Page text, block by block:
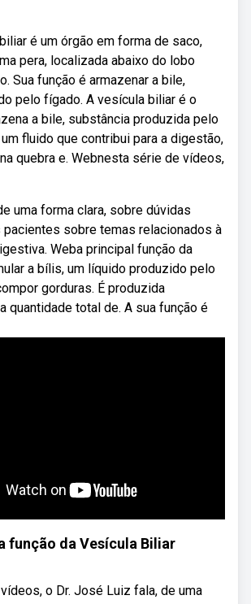
é um órgão em forma de saco,
pera, localizada abaixo do lobo
Sua função é armazenar a bile,
pelo fígado. A vesícula biliar é o
a bile, substância produzida pelo
fluido que contribui para a digestão,
quebra e. Webnesta série de vídeos,
uma forma clara, sobre dúvidas
sobre temas relacionados à
Weba principal função da
a bílis, um líquido produzido pelo
gorduras. É produzida
quantidade total de. A sua função é
função da Vesícula Biliar
o Dr. José Luiz fala, de uma